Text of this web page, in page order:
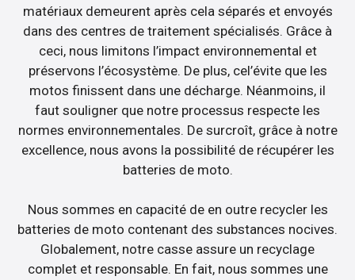
matériaux demeurent après cela séparés et envoyés
dans des centres de traitement spécialisés. Grâce à
ceci, nous limitons l’impact environnemental et
préservons l’écosystème. De plus, cel’évite que les
motos finissent dans une décharge. Néanmoins, il
faut souligner que notre processus respecte les
normes environnementales. De surcroît, grâce à notre
excellence, nous avons la possibilité de récupérer les
batteries de moto.
Nous sommes en capacité de en outre recycler les
batteries de moto contenant des substances nocives.
Globalement, notre casse assure un recyclage
complet et responsable. En fait, nous sommes une